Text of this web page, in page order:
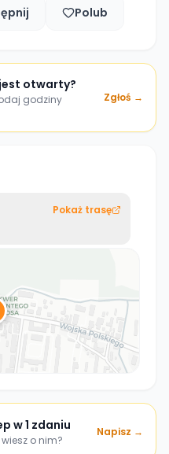
Polub
otwarty?
godziny
Zgłoś →
Pokaż trasę
w 1 zdaniu
o nim?
Napisz →